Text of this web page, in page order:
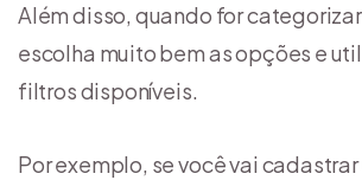
Além disso, quando for
escolha muito bem as opções e
filtros disponíveis.
Por exemplo, se você vai